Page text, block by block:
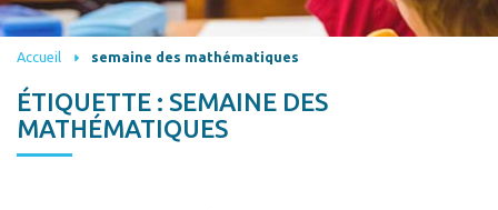
Accueil semaine des mathématiques
ÉTIQUETTE : SEMAINE DES
MATHÉMATIQUES